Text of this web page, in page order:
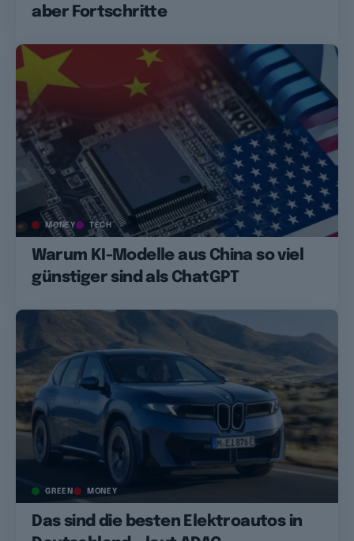
aber Fortschritte
MONEY TECH
Warum KI-Modelle aus China so viel
günstiger sind als ChatGPT
GREEN MONEY
Das sind die besten Elektroautos in